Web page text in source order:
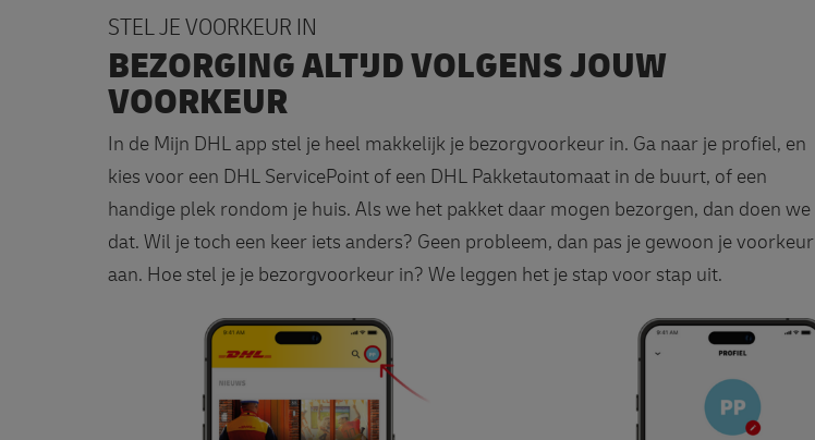
STEL JE VOORKEUR IN
BEZORGING ALTIJD VOLGENS JOUW
VOORKEUR
In de Mijn DHL app stel je heel makkelijk je bezorgvoorkeur in. Ga naar je profiel, en
kies voor een DHL ServicePoint of een DHL Pakketautomaat in de buurt, of een
handige plek rondom je huis. Als we het pakket daar mogen bezorgen, dan doen we
dat. Wil je toch een keer iets anders? Geen probleem, dan pas je gewoon je voorkeur
aan. Hoe stel je je bezorgvoorkeur in? We leggen het je stap voor stap uit.